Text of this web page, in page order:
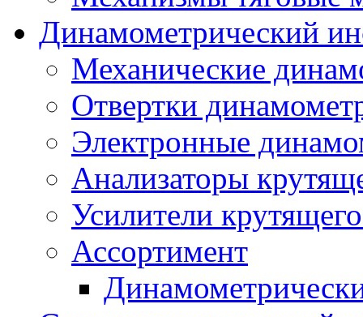
Динамометрический
Механические
Отвертки
Электронные
Анализаторы
Усилители
Ассортимент